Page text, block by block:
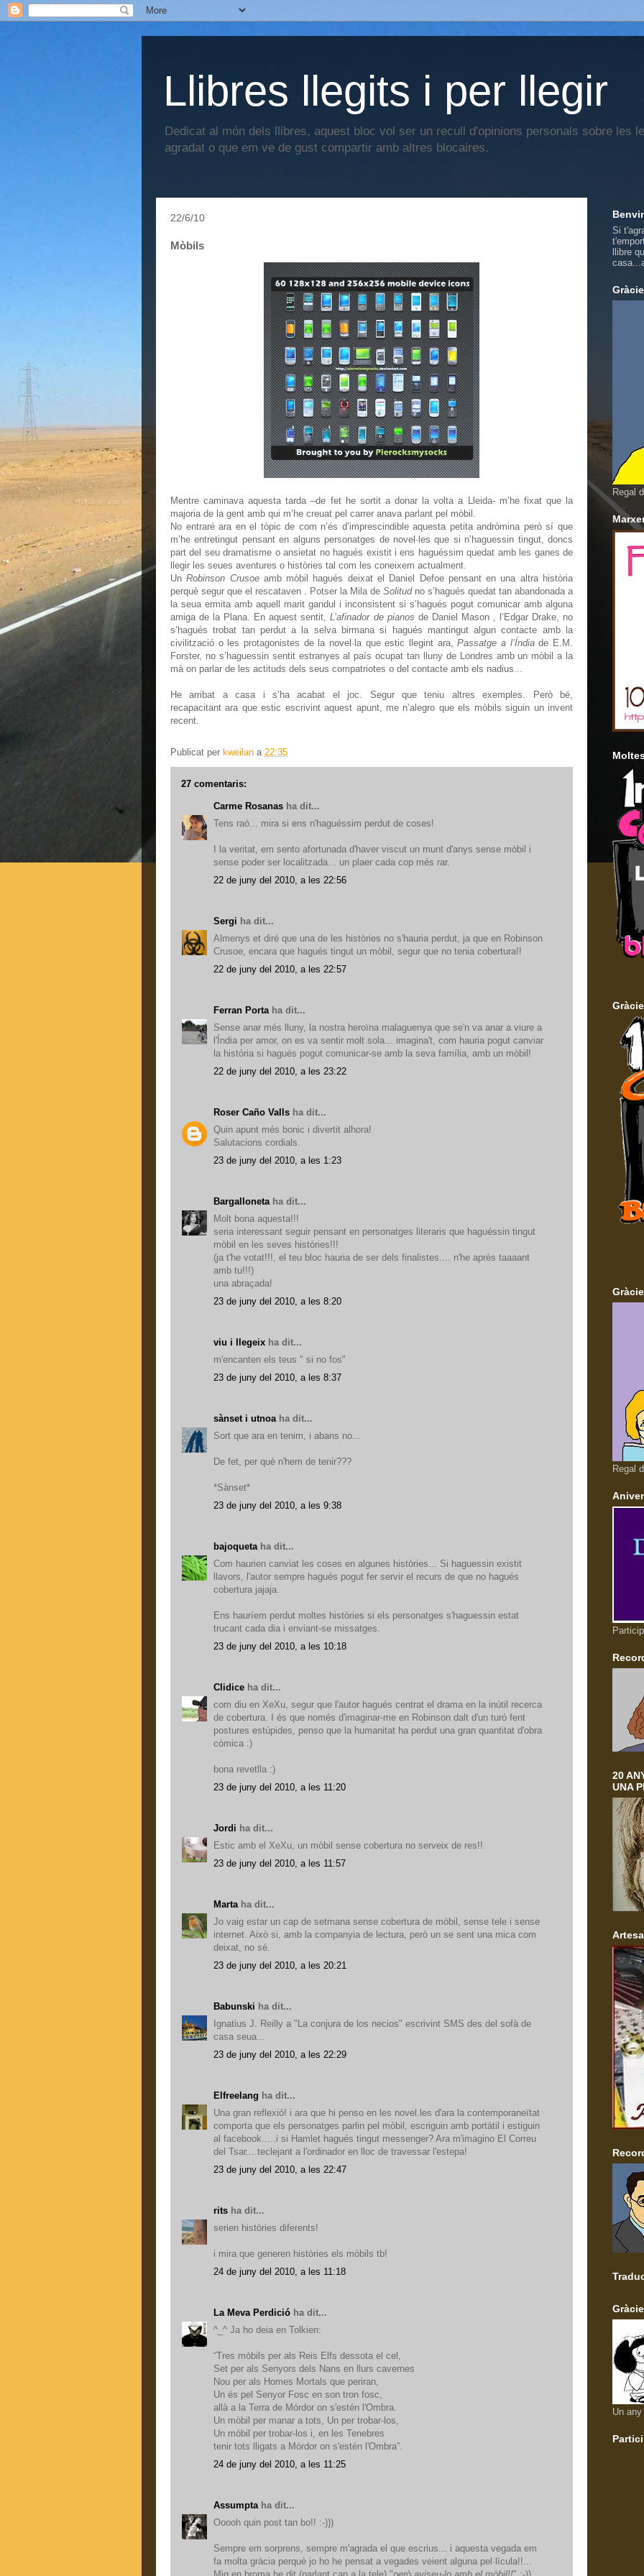
Llibres llegits i per llegir
Dedicat al món dels llibres, aquest bloc vol ser un recull d'opinions personals sobre les
agradat o que em ve de gust compartir amb altres blocaires.
22/6/10
Mòbils
Mentre caminava aquesta tarda –de fet he sortit a donar la volta a Lleida- m’he fixat que la
majoria de la gent amb qui m’he creuat pel carrer anava parlant pel mòbil.
No entraré ara en el tòpic de com n’és d’imprescindible aquesta petita andròmina però sí que
m’he entretingut pensant en alguns personatges de novel·les que si n’haguessin tingut, doncs
part del seu dramatisme o ansietat no hagués existit i ens haguéssim quedat amb les ganes de
llegir les seues aventures o històries tal com les coneixem actualment.
UnRobinson Crusoeamb mòbil hagués deixat el Daniel Defoe pensant en una altra història
perquè segur que el rescataven . Potser la Mila de Solitudno s’hagués quedat tan abandonada a
la seua ermita amb aquell marit gandul i inconsistent si s’hagués pogut comunicar amb alguna
amiga de la Plana. En aquest sentit,L’afinador de pianos de Daniel Mason , l’Edgar Drake, no
s’hagués trobat tan perdut a la selva birmana si hagués mantingut algun contacte amb la
civilització o les protagonistes de la novel·la que estic llegint ara,Passatge a l’Índiade E.M.
Forster, no s’haguessin sentit estranyes al país ocupat tan lluny de Londres amb un mòbil a la
mà on parlar de les actituds dels seus compatriotes o del contacte amb els nadius...
He arribat a casa i s’ha acabat el joc. Segur que teniu altres exemples. Però bé,
recapacitant ara que estic escrivint aquest apunt, me n’alegro que els mòbils siguin un invent
recent.
Publicat per kweilan a 22:35
27 comentaris:
Carme Rosanas ha dit...
Tens raó... mira si ens n'haguéssim perdut de coses!
I la veritat, em sento afortunada d'haver viscut un munt d'anys sense mòbil i
sense poder ser localitzada... un plaer cada cop més rar.
22 de juny del 2010, a les 22:56
Sergi ha dit...
Almenys et diré que una de les històries no s'hauria perdut, ja que en Robinson
Crusoe, encara que hagués tingut un mòbil, segur que no tenia cobertura!!
22 de juny del 2010, a les 22:57
Ferran Porta ha dit...
Sense anar més lluny, la nostra heroïna malaguenya que se'n va anar a viure a
l'Índia per amor, on es va sentir molt sola... imagina't, com hauria pogut canviar
la història si hagués pogut comunicar-se amb la seva família, amb un mòbil!
22 de juny del 2010, a les 23:22
Roser Caño Valls ha dit...
Quin apunt més bonic i divertit alhora!
Salutacions cordials.
23 de juny del 2010, a les 1:23
Bargalloneta ha dit...
Molt bona aquesta!!!
seria interessant seguir pensant en personatges literaris que haguéssin tingut
mòbil en les seves històries!!!
(ja t'he votat!!!, el teu bloc hauria de ser dels finalistes.... n'he après taaaant
amb tu!!!)
una abraçada!
23 de juny del 2010, a les 8:20
viu i llegeix ha dit...
m'encanten els teus " si no fos"
23 de juny del 2010, a les 8:37
sànset i utnoa ha dit...
Sort que ara en tenim, i abans no...
De fet, per què n'hem de tenir???
*Sànset*
23 de juny del 2010, a les 9:38
bajoqueta ha dit...
Com haurien canviat les coses en algunes històries... Si haguessin existit
llavors, l'autor sempre hagués pogut fer servir el recurs de que no hagués
cobertura jajaja.
Ens hauríem perdut moltes històries si els personatges s'haguessin estat
trucant cada dia i enviant-se missatges.
23 de juny del 2010, a les 10:18
Clidice ha dit...
com diu en XeXu, segur que l'autor hagués centrat el drama en la inútil recerca
de cobertura. I és que només d'imaginar-me en Robinson dalt d'un turó fent
postures estúpides, penso que la humanitat ha perdut una gran quantitat d'obra
còmica :)
bona revetlla :)
23 de juny del 2010, a les 11:20
Jordi ha dit...
Estic amb el XeXu, un mòbil sense cobertura no serveix de res!!
23 de juny del 2010, a les 11:57
Marta ha dit...
Jo vaig estar un cap de setmana sense cobertura de mòbil, sense tele i sense
internet. Això si, amb la companyia de lectura, però un se sent una mica com
deixat, no sé.
23 de juny del 2010, a les 20:21
Babunski ha dit...
Ignatius J. Reilly a "La conjura de los necios" escrivint SMS des del sofà de
casa seua...
23 de juny del 2010, a les 22:29
Elfreelang ha dit...
Una gran reflexió! i ara que hi penso en les novel.les d'ara la contemporaneïtat
comporta que els personatges parlin pel mòbil, escriguin amb portàtil i estiguin
al facebook.....i si Hamlet hagués tingut messenger? Ara m'imagino El Correu
del Tsar....teclejant a l'ordinador en lloc de travessar l'estepa!
23 de juny del 2010, a les 22:47
rits ha dit...
serien històries diferents!
i mira que generen històries els mòbils tb!
24 de juny del 2010, a les 11:18
La Meva Perdició ha dit...
^_^ Ja ho deia en Tolkien:
“Tres mòbils per als Reis Elfs dessota el cel,
Set per als Senyors dels Nans en llurs cavernes
Nou per als Homes Mortals que periran,
Un és pel Senyor Fosc en son tron fosc,
allà a la Terra de Mórdor on s'estén l'Ombra.
Un mòbil per manar a tots, Un per trobar-los,
Un mòbil per trobar-los i, en les Tenebres
tenir tots lligats a Mórdor on s'estén l'Ombra”.
24 de juny del 2010, a les 11:25
Assumpta ha dit...
Ooooh quin post tan bo!! :-)))
Sempre em sorprens, sempre m'agrada el que escrius... i aquesta vegada em
fa molta gràcia perquè jo ho he pensat a vegades veient alguna pel·lícula!!...
Si
llibre
Regal
Regal
20
UNA
Un